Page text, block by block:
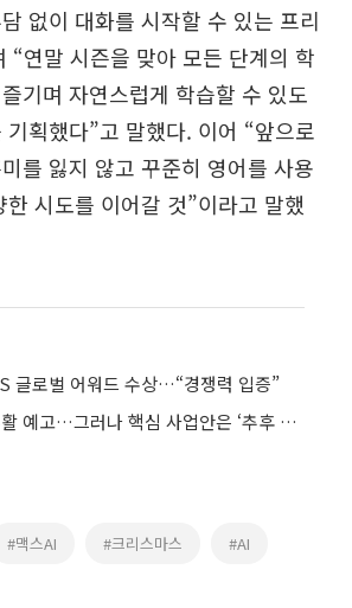
없이 대화를 시작할 수 있는 프리
“연말 시즌을 맞아 모든 단계의 학
기며 자연스럽게 학습할 수 있도
획했다”고 말했다. 이어 “앞으로
를 잃지 않고 꾸준히 영어를 사용
시도를 이어갈 것”이라고 말했
글로벌 어워드 수상…“경쟁력 입증”
싸이월드, 10월 부활 예고…그러나 핵심 사업안은 ‘추후 공개’
#맥스AI #크리스마스 #AI